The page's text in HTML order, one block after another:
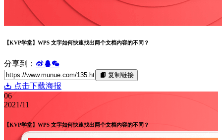
【KVP学堂】WPS 文字如何快速找出两个文档内容的不同？
分享到：
复制链接
点击下载海报
06
2021/11
【KVP学堂】WPS 文字如何快速找出两个文档内容的不同？